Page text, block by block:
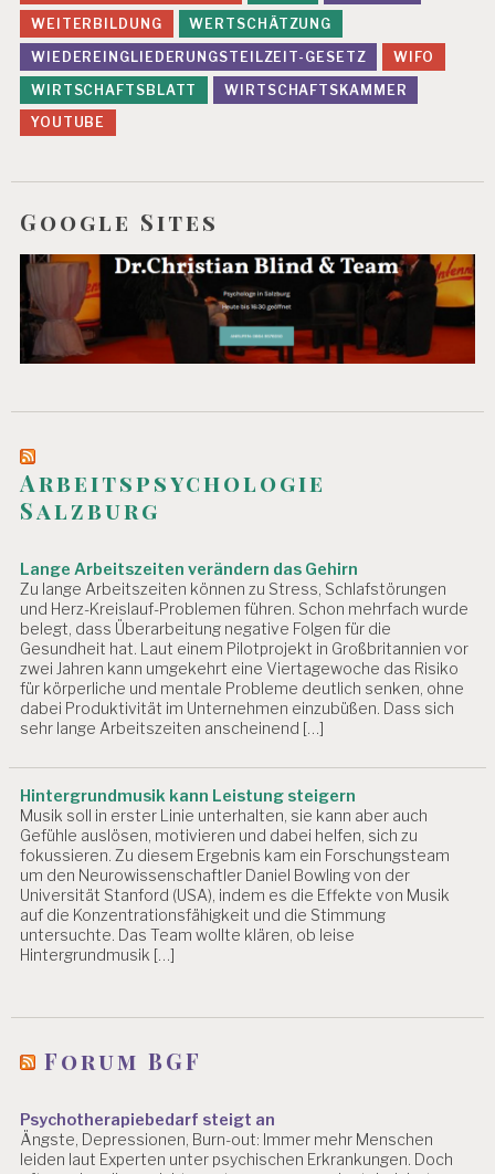
WEITERBILDUNG
WERTSCHÄTZUNG
WIEDEREINGLIEDERUNGSTEILZEIT-GESETZ
WIFO
WIRTSCHAFTSBLATT
WIRTSCHAFTSKAMMER
YOUTUBE
Google Sites
Arbeitspsychologie
Salzburg
Lange Arbeitszeiten verändern das Gehirn
Zu lange Arbeitszeiten können zu Stress, Schlafstörungen
und Herz-Kreislauf-Problemen führen. Schon mehrfach wurde
belegt, dass Überarbeitung negative Folgen für die
Gesundheit hat. Laut einem Pilotprojekt in Großbritannien vor
zwei Jahren kann umgekehrt eine Viertagewoche das Risiko
für körperliche und mentale Probleme deutlich senken, ohne
dabei Produktivität im Unternehmen einzubüßen. Dass sich
sehr lange Arbeitszeiten anscheinend […]
Hintergrundmusik kann Leistung steigern
Musik soll in erster Linie unterhalten, sie kann aber auch
Gefühle auslösen, motivieren und dabei helfen, sich zu
fokussieren. Zu diesem Ergebnis kam ein Forschungsteam
um den Neurowissenschaftler Daniel Bowling von der
Universität Stanford (USA), indem es die Effekte von Musik
auf die Konzentrationsfähigkeit und die Stimmung
untersuchte. Das Team wollte klären, ob leise
Hintergrundmusik […]
Forum BGF
Psychotherapiebedarf steigt an
Ängste, Depressionen, Burn-out: Immer mehr Menschen
leiden laut Experten unter psychischen Erkrankungen. Doch